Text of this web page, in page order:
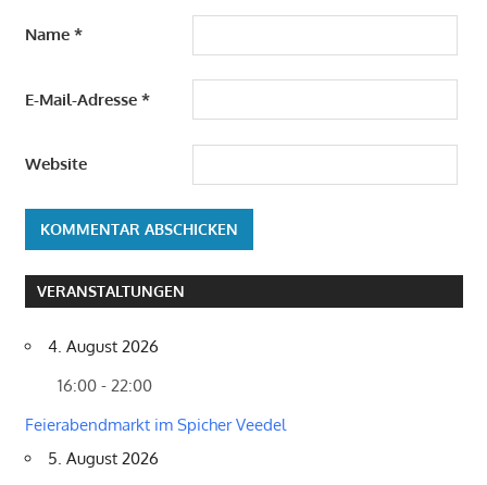
Name *
E-Mail-Adresse *
Website
VERANSTALTUNGEN
4. August 2026
16:00 - 22:00
Feierabendmarkt im Spicher Veedel
5. August 2026